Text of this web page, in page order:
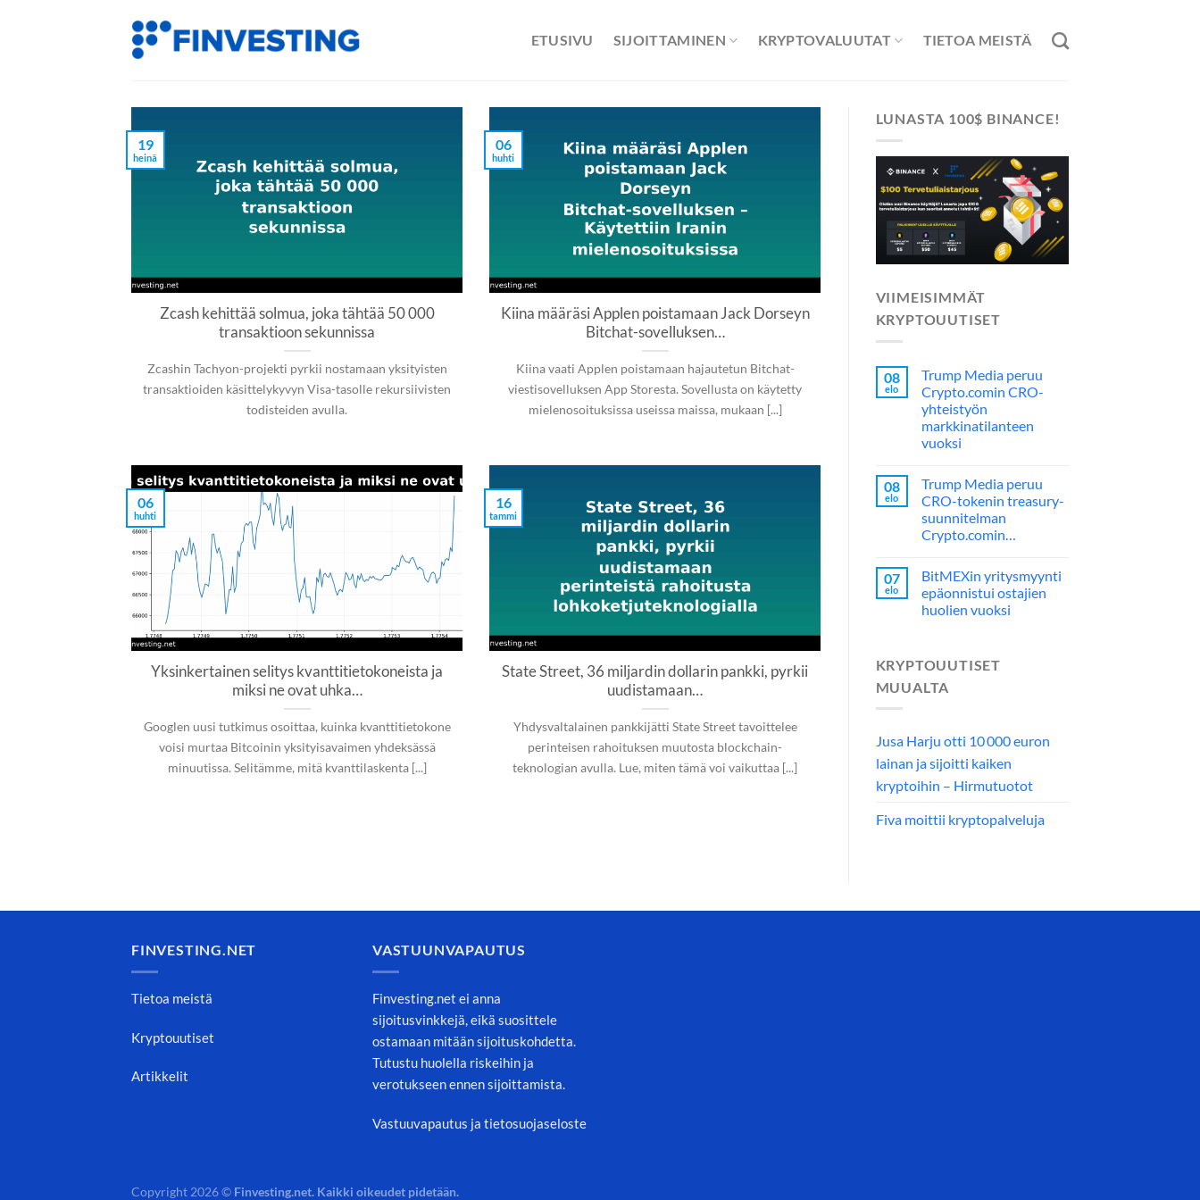
ETUSIVU SIJOITTAMINEN KRYPTOVALUUTAT TIETOA MEISTÄ
Zcash kehittää solmua, joka tähtää 50 000
transaktioon sekunnissa
Zcashin Tachyon-projekti pyrkii nostamaan yksityisten
transaktioiden käsittelykyvyn Visa-tasolle rekursiivisten
todisteiden avulla.
19
heinä
Kiina määräsi Applen poistamaan Jack Dorseyn
Bitchat-sovelluksen…
Kiina vaati Applen poistamaan hajautetun Bitchat-
viestisovelluksen App Storesta. Sovellusta on käytetty
mielenosoituksissa useissa maissa, mukaan [...]
06
huhti
Yksinkertainen selitys kvanttitietokoneista ja
miksi ne ovat uhka…
Googlen uusi tutkimus osoittaa, kuinka kvanttitietokone
voisi murtaa Bitcoinin yksityisavaimen yhdeksässä
minuutissa. Selitämme, mitä kvanttilaskenta [...]
06
huhti
State Street, 36 miljardin dollarin pankki, pyrkii
uudistamaan…
Yhdysvaltalainen pankkijätti State Street tavoittelee
perinteisen rahoituksen muutosta blockchain-
teknologian avulla. Lue, miten tämä voi vaikuttaa [...]
16
tammi
LUNASTA 100$ BINANCE!
VIIMEISIMMÄT
KRYPTOUUTISET
08
elo
Trump Media peruu
Crypto.comin CRO-
yhteistyön
markkinatilanteen
vuoksi
08
elo
Trump Media peruu
CRO-tokenin treasury-
suunnitelman
Crypto.comin…
07
elo
BitMEXin yritysmyynti
epäonnistui ostajien
huolien vuoksi
KRYPTOUUTISET
MUUALTA
Jusa Harju otti 10 000 euron
lainan ja sijoitti kaiken
kryptoihin – Hirmutuotot
Fiva moittii kryptopalveluja
FINVESTING.NET
Tietoa meistä
Kryptouutiset
Artikkelit
VASTUUNVAPAUTUS
Finvesting.net ei anna
sijoitusvinkkejä, eikä suosittele
ostamaan mitään sijoituskohdetta.
Tutustu huolella riskeihin ja
verotukseen ennen sijoittamista.
Vastuuvapautus ja tietosuojaseloste
Copyright 2026 © Finvesting.net. Kaikki oikeudet pidetään.